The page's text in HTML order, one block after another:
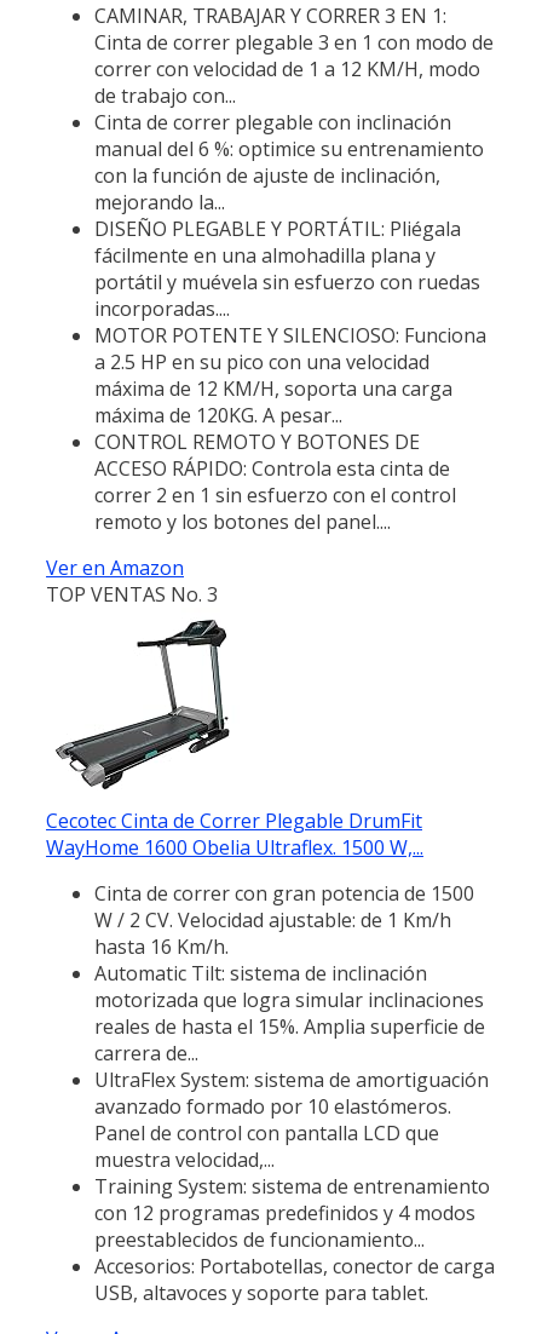
CAMINAR, TRABAJAR Y CORRER 3 EN 1:
Cinta de correr plegable 3 en 1 con modo de
correr con velocidad de 1 a 12 KM/H, modo
de trabajo con...
Cinta de correr plegable con inclinación
manual del 6 %: optimice su entrenamiento
con la función de ajuste de inclinación,
mejorando la...
DISEÑO PLEGABLE Y PORTÁTIL: Pliégala
fácilmente en una almohadilla plana y
portátil y muévela sin esfuerzo con ruedas
incorporadas....
MOTOR POTENTE Y SILENCIOSO: Funciona
a 2.5 HP en su pico con una velocidad
máxima de 12 KM/H, soporta una carga
máxima de 120KG. A pesar...
CONTROL REMOTO Y BOTONES DE
ACCESO RÁPIDO: Controla esta cinta de
correr 2 en 1 sin esfuerzo con el control
remoto y los botones del panel....
Ver en Amazon
TOP VENTAS No. 3
Cecotec Cinta de Correr Plegable DrumFit
WayHome 1600 Obelia Ultraflex. 1500 W,...
Cinta de correr con gran potencia de 1500
W / 2 CV. Velocidad ajustable: de 1 Km/h
hasta 16 Km/h.
Automatic Tilt: sistema de inclinación
motorizada que logra simular inclinaciones
reales de hasta el 15%. Amplia superficie de
carrera de...
UltraFlex System: sistema de amortiguación
avanzado formado por 10 elastómeros.
Panel de control con pantalla LCD que
muestra velocidad,...
Training System: sistema de entrenamiento
con 12 programas predefinidos y 4 modos
preestablecidos de funcionamiento...
Accesorios: Portabotellas, conector de carga
USB, altavoces y soporte para tablet.